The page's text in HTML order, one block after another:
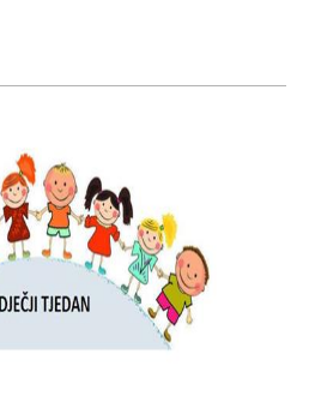
trade marketingu i distribuciji